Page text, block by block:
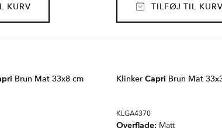
KURV TILFØJ TIL KURV
Brun Mat 33x8 cm Klinker Capri Brun Mat
KLGA4370
Overflade: Matt